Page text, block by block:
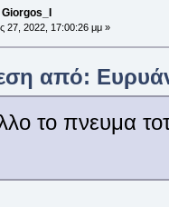
27, 2022, 17:00:26 μμ »
από:
το πνευμα